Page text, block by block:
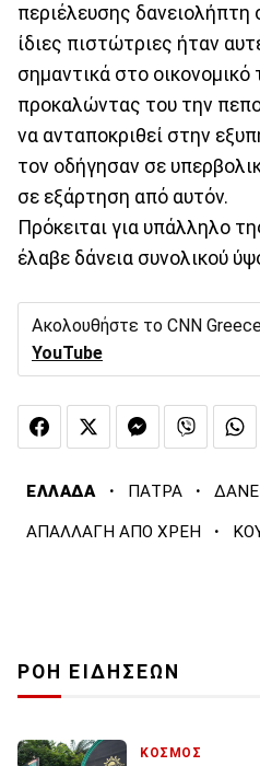
περιέλευσης
ίδιες πιστώτριες ήταν
σημαντικά στο οικονομικό
προκαλώντας του την
να ανταποκριθεί στην
τον οδήγησαν σε
σε εξάρτηση από αυτόν.
Πρόκειται για υπάλληλο
έλαβε δάνεια συνολικού
Ακολουθήστε το CNN
YouTube
ΕΛΛΑΔΑ · ΠΑΤΡΑ ·
ΑΠΑΛΛΑΓΗ ΑΠΟ ΧΡΕΗ ·
ΡΟΗ ΕΙΔΗΣΕΩΝ
ΚΟΣΜΟΣ